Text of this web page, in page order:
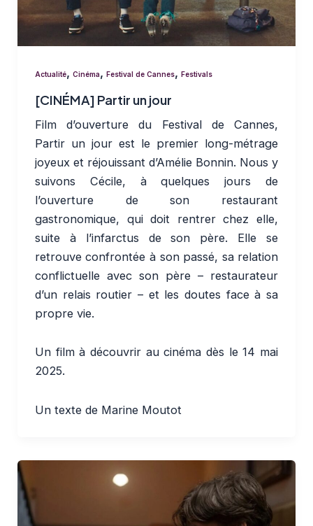
Actualité, Cinéma, Festival de Cannes, Festivals
[CINÉMA] Partir un jour
Film d’ouverture du Festival de Cannes,
Partir un jour est le premier long-métrage
joyeux et réjouissant d’Amélie Bonnin. Nous y
suivons Cécile, à quelques jours de
l’ouverture de son restaurant
gastronomique, qui doit rentrer chez elle,
suite à l’infarctus de son père. Elle se
retrouve confrontée à son passé, sa relation
conflictuelle avec son père – restaurateur
d’un relais routier – et les doutes face à sa
propre vie.
Un film à découvrir au cinéma dès le 14 mai
2025.
Un texte de Marine Moutot